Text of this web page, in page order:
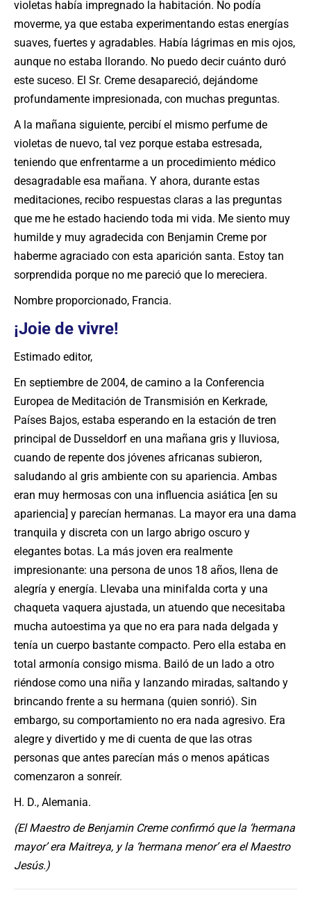
violetas había impregnado la habitación. No podía
moverme, ya que estaba experimentando estas energías
suaves, fuertes y agradables. Había lágrimas en mis ojos,
aunque no estaba llorando. No puedo decir cuánto duró
este suceso. El Sr. Creme desapareció, dejándome
profundamente impresionada, con muchas preguntas.
A la mañana siguiente, percibí el mismo perfume de
violetas de nuevo, tal vez porque estaba estresada,
teniendo que enfrentarme a un procedimiento médico
desagradable esa mañana. Y ahora, durante estas
meditaciones, recibo respuestas claras a las preguntas
que me he estado haciendo toda mi vida. Me siento muy
humilde y muy agradecida con Benjamin Creme por
haberme agraciado con esta aparición santa. Estoy tan
sorprendida porque no me pareció que lo mereciera.
Nombre proporcionado, Francia.
¡Joie de vivre!
Estimado editor,
En septiembre de 2004, de camino a la Conferencia
Europea de Meditación de Transmisión en Kerkrade,
Países Bajos, estaba esperando en la estación de tren
principal de Dusseldorf en una mañana gris y lluviosa,
cuando de repente dos jóvenes africanas subieron,
saludando al gris ambiente con su apariencia. Ambas
eran muy hermosas con una influencia asiática [en su
apariencia] y parecían hermanas. La mayor era una dama
tranquila y discreta con un largo abrigo oscuro y
elegantes botas. La más joven era realmente
impresionante: una persona de unos 18 años, llena de
alegría y energía. Llevaba una minifalda corta y una
chaqueta vaquera ajustada, un atuendo que necesitaba
mucha autoestima ya que no era para nada delgada y
tenía un cuerpo bastante compacto. Pero ella estaba en
total armonía consigo misma. Bailó de un lado a otro
riéndose como una niña y lanzando miradas, saltando y
brincando frente a su hermana (quien sonrió). Sin
embargo, su comportamiento no era nada agresivo. Era
alegre y divertido y me di cuenta de que las otras
personas que antes parecían más o menos apáticas
comenzaron a sonreír.
H. D., Alemania.
(El Maestro de Benjamin Creme confirmó que la ‘hermana
mayor’ era Maitreya, y la ‘hermana menor’ era el Maestro
Jesús.)